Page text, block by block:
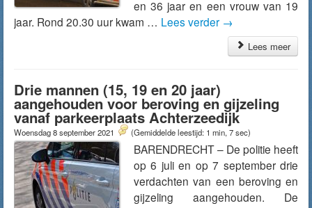
en 36 jaar en een vrouw van 19
jaar. Rond 20.30 uur kwam … Lees verder →
Lees meer
Drie mannen (15, 19 en 20 jaar)
aangehouden voor beroving en gijzeling
vanaf parkeerplaats Achterzeedijk
Woensdag 8 september 2021 (Gemiddelde leestijd: 1 min, 7 sec)
BARENDRECHT – De politie heeft
op 6 juli en op 7 september drie
verdachten van een beroving en
gijzeling aangehouden. De